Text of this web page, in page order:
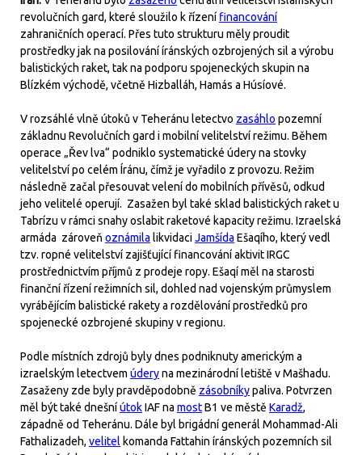
revolučních gard, které sloužilo k řízení financování
zahraničních operací. Přes tuto strukturu měly proudit
prostředky jak na posilování íránských ozbrojených sil a výrobu
balistických raket, tak na podporu spojeneckých skupin na
Blízkém východě, včetně Hizballáh, Hamás a Húsíové.
V rozsáhlé vlně útoků v Teheránu letectvo zasáhlo pozemní
základnu Revolučních gard i mobilní velitelství režimu. Během
operace „Řev lva“ podniklo systematické údery na stovky
velitelství po celém Íránu, čímž je vyřadilo z provozu. Režim
následně začal přesouvat velení do mobilních přívěsů, odkud
jeho velitelé operují. Zasažen byl také sklad balistických raket u
Tabrízu v rámci snahy oslabit raketové kapacity režimu. Izraelská
armáda zároveň oznámila likvidaciJamšída Ešaqího, který vedl
tzv. ropné velitelství zajišťující financování aktivit IRGC
prostřednictvím příjmů z prodeje ropy. Ešaqí měl na starosti
finanční řízení režimních sil, dohled nad vojenským průmyslem
vyrábějícím balistické rakety a rozdělování prostředků pro
spojenecké ozbrojené skupiny v regionu.
Podle místních zdrojů byly dnes podniknuty americkým a
izraelským letectvem úderyna mezinárodní letiště v Mašhadu.
Zasaženy zde byly pravděpodobně zásobníkypaliva. Potvrzen
měl být také dnešníútokIAF na mostB1 ve městě Karadž,
západně od Teheránu. Dále byl brigádní generál Mohammad-Ali
Fathalizadeh, velitel komanda Fattahin íránských pozemních sil